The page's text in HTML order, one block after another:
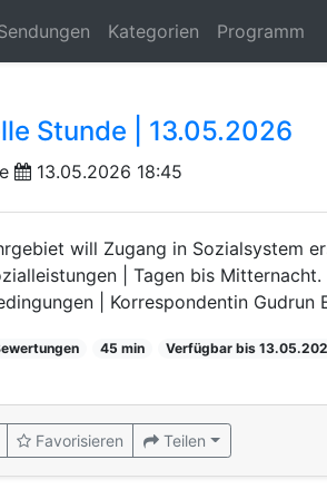
Kategorien Programm
Stunde | 13.05.2026
13.05.2026 18:45
will Zugang in Sozialsystem
| Tagen bis
| Korrespondentin Gudrun
45 min Verfügbar bis
Favorisieren Teilen